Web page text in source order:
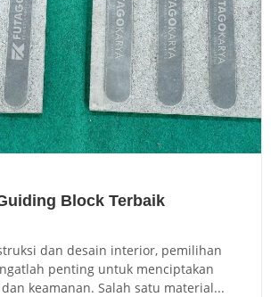
Block Terbaik
dan desain interior, pemilihan
penting untuk menciptakan
keamanan. Salah satu material...